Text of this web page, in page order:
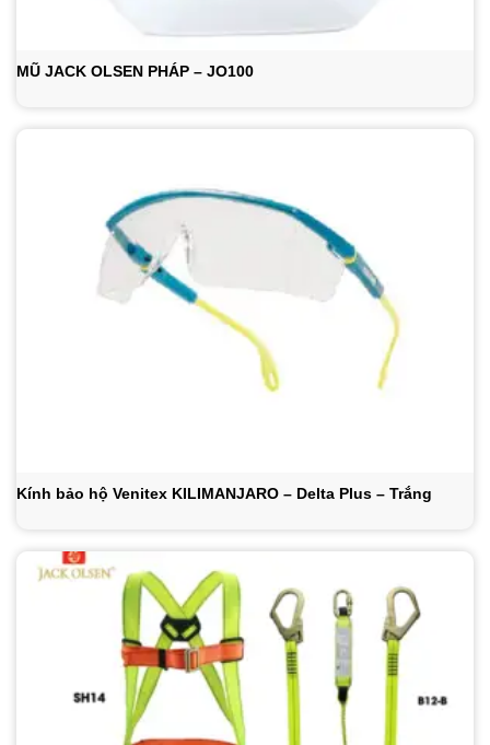
MŨ JACK OLSEN PHÁP – JO100
Kính bảo hộ Venitex KILIMANJARO – Delta Plus – Trắng